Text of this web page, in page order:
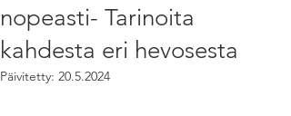
nopeasti- Tarinoita
kahdesta eri hevosesta
Päivitetty: 20.5.2024